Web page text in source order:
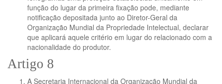
função do lugar da primeira fixação pode, mediante
notificação depositada junto ao Diretor-Geral da
Organização Mundial da Propriedade Intelectual, declarar
que aplicará aquele critério em lugar do relacionado com a
nacionalidade do produtor.
Artigo 8
A Secretaria Internacional da Organização Mundial da